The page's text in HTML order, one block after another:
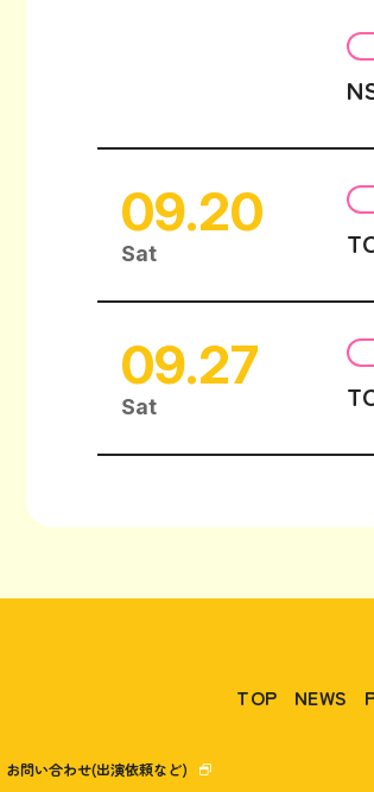
09.20
Sat
09.27
Sat
TOP NEWS
お問い合わせ(出演依頼など)